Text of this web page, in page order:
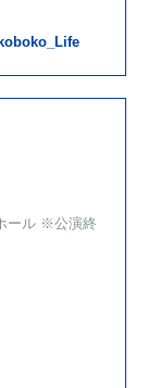
ール ※公演終